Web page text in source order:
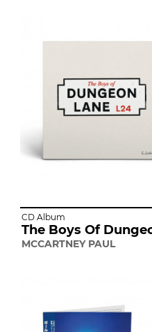
CD Album
MCCARTNEY PAUL